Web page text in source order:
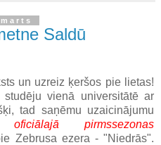
Saldū
un uzreiz ķeršos pie lietas!
vienā universitātē ar
tad saņēmu uzaicinājumu
oficiālajā pirmssezonas
Zebrusa ezera - "Niedrās".